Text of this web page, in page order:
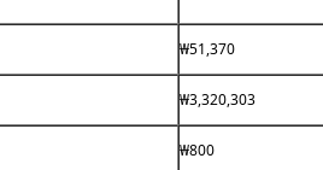
₩51,370
₩3,320,303
₩800